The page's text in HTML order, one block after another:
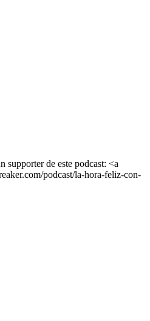
supporter de este podcast: <a
podcast/la-hora-feliz-con-